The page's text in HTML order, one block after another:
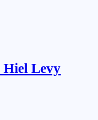
Hiel Levy